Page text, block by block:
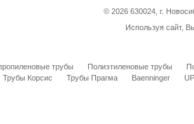
© 2026 630024, г.
Используя сайт,
трубы Полиэтиленовые трубы
Трубы Корсис Трубы Прагма Baenninger